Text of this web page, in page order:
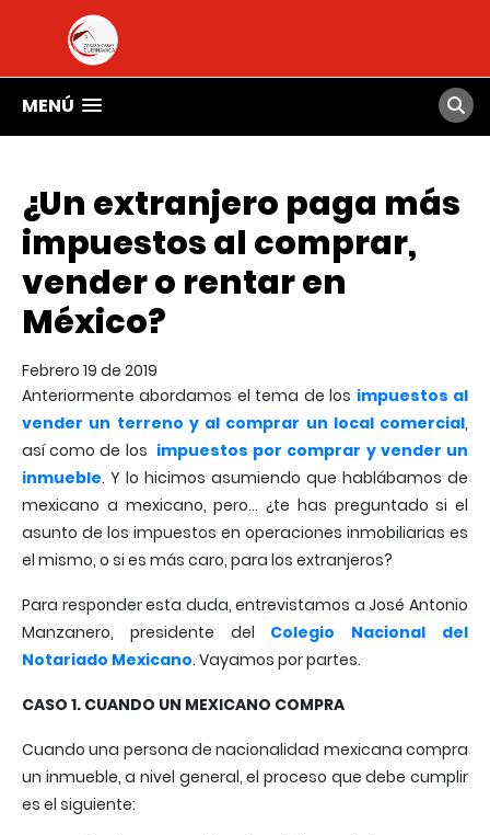
MENÚ
¿Un extranjero paga más
impuestos al comprar,
vender o rentar en
México?
Febrero 19 de 2019
Anteriormente abordamos el tema de los impuestos al
vender un terreno y al comprar un local comercial,
así como de los impuestos por comprar y vender un
inmueble. Y lo hicimos asumiendo que hablábamos de
mexicano a mexicano, pero… ¿te has preguntado si el
asunto de los impuestos en operaciones inmobiliarias es
el mismo, o si es más caro, para los extranjeros?
Para responder esta duda, entrevistamos a José Antonio
Manzanero, presidente del Colegio Nacional del
Notariado Mexicano. Vayamos por partes.
CASO 1. CUANDO UN MEXICANO COMPRA
Cuando una persona de nacionalidad mexicana compra
un inmueble, a nivel general, el proceso que debe cumplir
es el siguiente: